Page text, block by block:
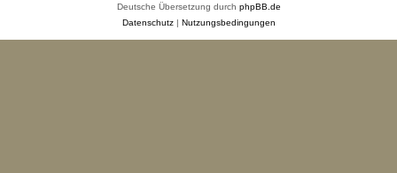
Deutsche Übersetzung durch phpBB.de
Datenschutz| Nutzungsbedingungen